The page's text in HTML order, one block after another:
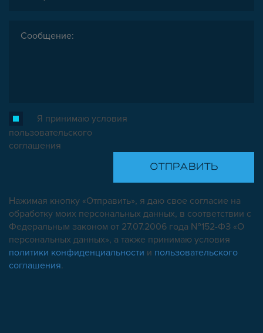
Я принимаю условия
пользовательского
соглашения
Нажимая кнопку «Отправить», я даю свое согласие на
обработку моих персональных данных, в соответствии с
Федеральным законом от 27.07.2006 года №152-ФЗ «О
персональных данных», а также принимаю условия
политики конфиденциальности и пользовательского
соглашения.